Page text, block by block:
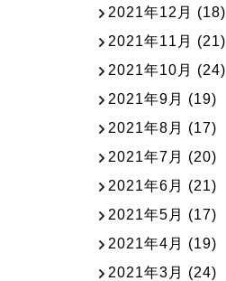
2021年12月 (18)
2021年11月 (21)
2021年10月 (24)
2021年9月 (19)
2021年8月 (17)
2021年7月 (20)
2021年6月 (21)
2021年5月 (17)
2021年4月 (19)
2021年3月 (24)